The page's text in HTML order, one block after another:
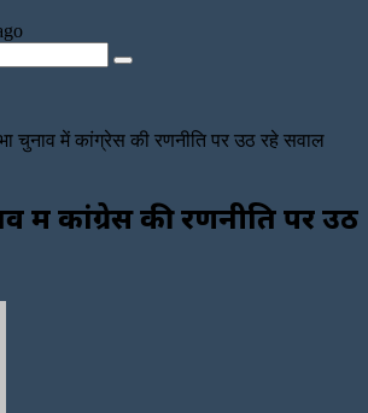
Search
चुनाव में कांग्रेस की रणनीति पर उठ रहे सवाल
में कांग्रेस की रणनीति पर उठ